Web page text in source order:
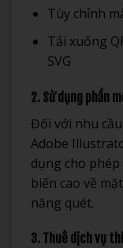
Tùy chỉnh
Tải xuống
SVG
2. Sử dụng phần
Đối với nhu
Adobe
dụng cho phép
biến cao về
năng quét.
3. Thuê dịch vụ